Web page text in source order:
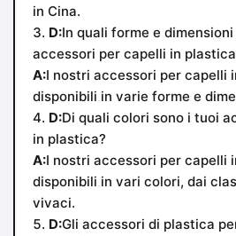
in Cina.
D:In quali forme e
accessori per capelli in
A:I nostri accessori per capelli
disponibili in varie forme e
D:Di quali colori sono i tuoi
in plastica?
A:I nostri accessori per capelli
disponibili in vari colori, dai
vivaci.
D:Gli accessori di plastica